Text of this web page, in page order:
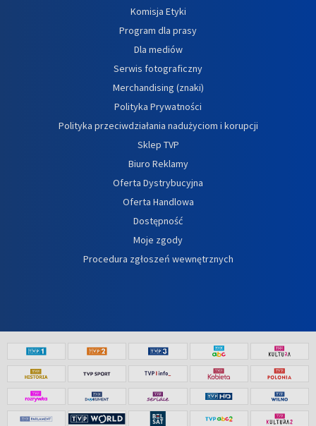
Komisja Etyki
Program dla prasy
Dla mediów
Serwis fotograficzny
Merchandising (znaki)
Polityka Prywatności
Polityka przeciwdziałania nadużyciom i korupcji
Sklep TVP
Biuro Reklamy
Oferta Dystrybucyjna
Oferta Handlowa
Dostępność
Moje zgody
Procedura zgłoszeń wewnętrznych